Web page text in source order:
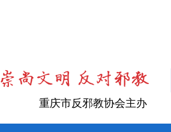
重庆市反邪教协会主办